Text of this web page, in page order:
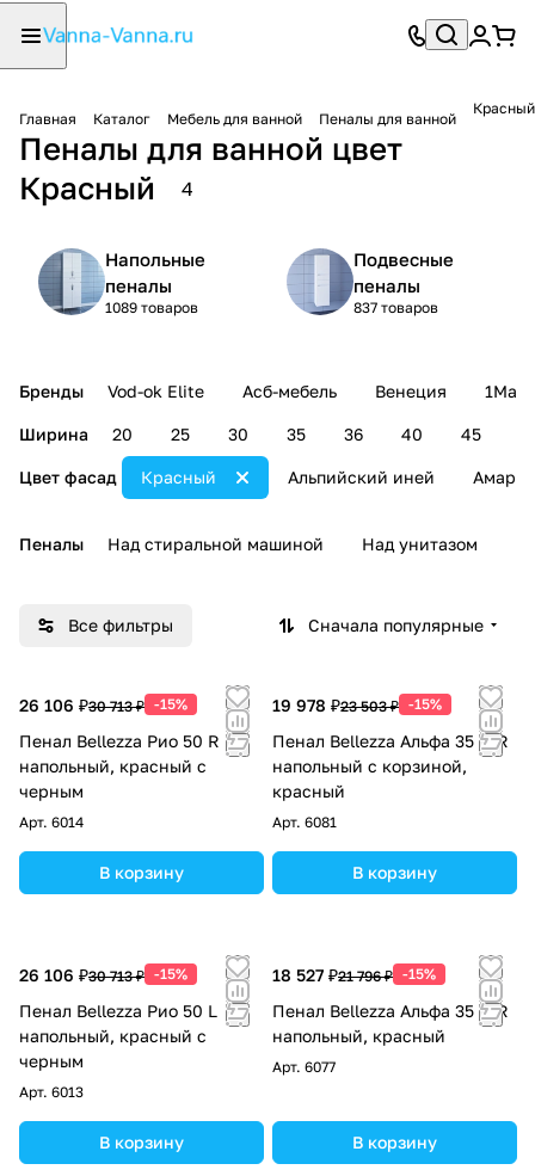
Главная Каталог Мебель для ванной Пеналы для ванной
Красный
Пеналы для ванной цвет
Красный
4
Напольные
пеналы
1089 товаров
Подвесные
пеналы
837 товаров
Бренды Vod-ok Elite Асб-мебель Венеция
Ширина 20 25 30 35 36 40 45
Цвет фасад Альпийский иней
Красный
Пеналы Над стиральной машиной Над унитазом
Все фильтры Сначала популярные
26 106 ₽30 713 ₽ -15%
Пенал Bellezza Рио 50 R
напольный, красный с
черным
Арт. 6014
В корзину
19 978 ₽23 503 ₽ -15%
Пенал Bellezza Альфа 35 L/R
напольный с корзиной,
красный
Арт. 6081
В корзину
26 106 ₽30 713 ₽ -15%
Пенал Bellezza Рио 50 L
напольный, красный с
черным
Арт. 6013
В корзину
18 527 ₽21 796 ₽ -15%
Пенал Bellezza Альфа 35 L/R
напольный, красный
Арт. 6077
В корзину